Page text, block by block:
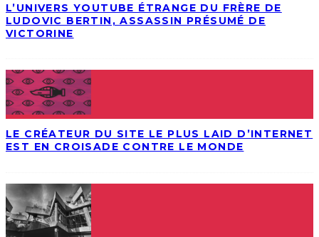
L’UNIVERS YOUTUBE ÉTRANGE DU FRÈRE DE
LUDOVIC BERTIN, ASSASSIN PRÉSUMÉ DE
VICTORINE
LE CRÉATEUR DU SITE LE PLUS LAID D’INTERNET
EST EN CROISADE CONTRE LE MONDE